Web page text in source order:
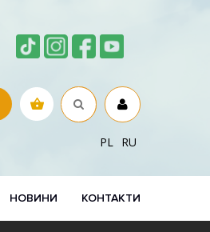
PL RU
НОВИНИ КОНТАКТИ